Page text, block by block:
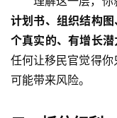
计划书、组织结构
个真实的、有增长
任何让移民官觉得
可能带来风险。